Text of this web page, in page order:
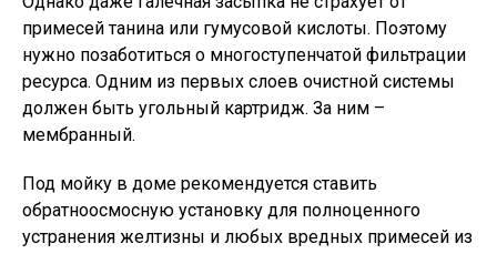
примесей танина или гумусовой кислоты. Поэтому
нужно позаботиться о многоступенчатой фильтрации
ресурса. Одним из первых слоев очистной системы
должен быть угольный картридж. За ним –
мембранный.
Под мойку в доме рекомендуется ставить
обратноосмосную установку для полноценного
устранения желтизны и любых вредных примесей из